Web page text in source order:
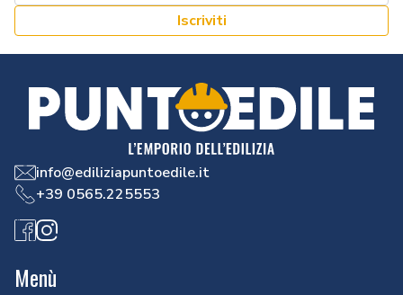
Iscriviti
info@ediliziapuntoedile.it
+39 0565.225553
Facebook
Instagram
Menù